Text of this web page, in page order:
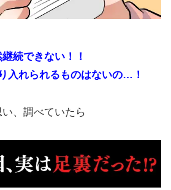
続できない！！
入れられるものはないの…！
い、調べていたら